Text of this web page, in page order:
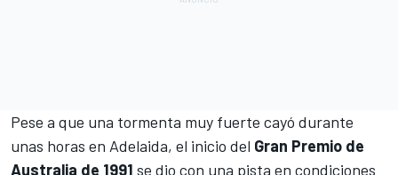
Pese a que una tormenta muy fuerte cayó durante
unas horas en Adelaida, el inicio del Gran Premio de
Australia de 1991 se dio con una pista en condiciones